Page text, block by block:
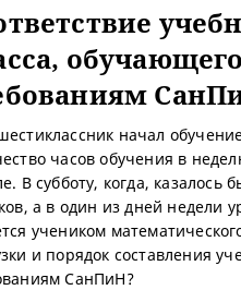
начал
часов обучения в
В субботу, когда, казалось
а в один из дней недели
учеником
и порядок составления
СанПиН?